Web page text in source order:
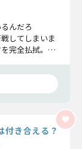
んだろ
してしまいま
完全払拭。あ
付き合える？